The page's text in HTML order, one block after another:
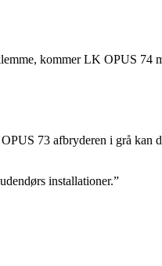
kommer LK OPUS 74
73 afbryderen i grå kan
installationer.”